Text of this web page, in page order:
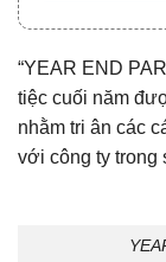
“YEAR END
tiệc cuối năm
nhằm tri ân các
với công ty trong